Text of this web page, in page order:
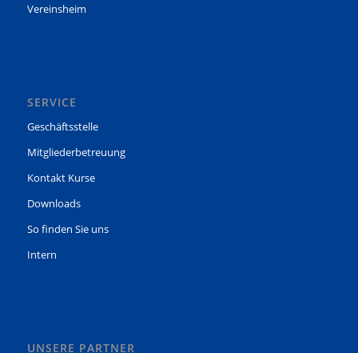
Vereinsheim
SERVICE
Geschäftsstelle
Mitgliederbetreuung
Kontakt Kurse
Downloads
So finden Sie uns
Intern
UNSERE PARTNER